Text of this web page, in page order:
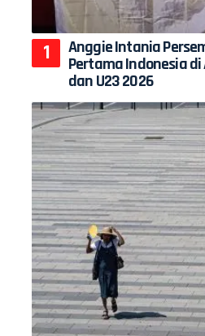
Anggie Intania
Pertama Indonesia di
dan U23 2026